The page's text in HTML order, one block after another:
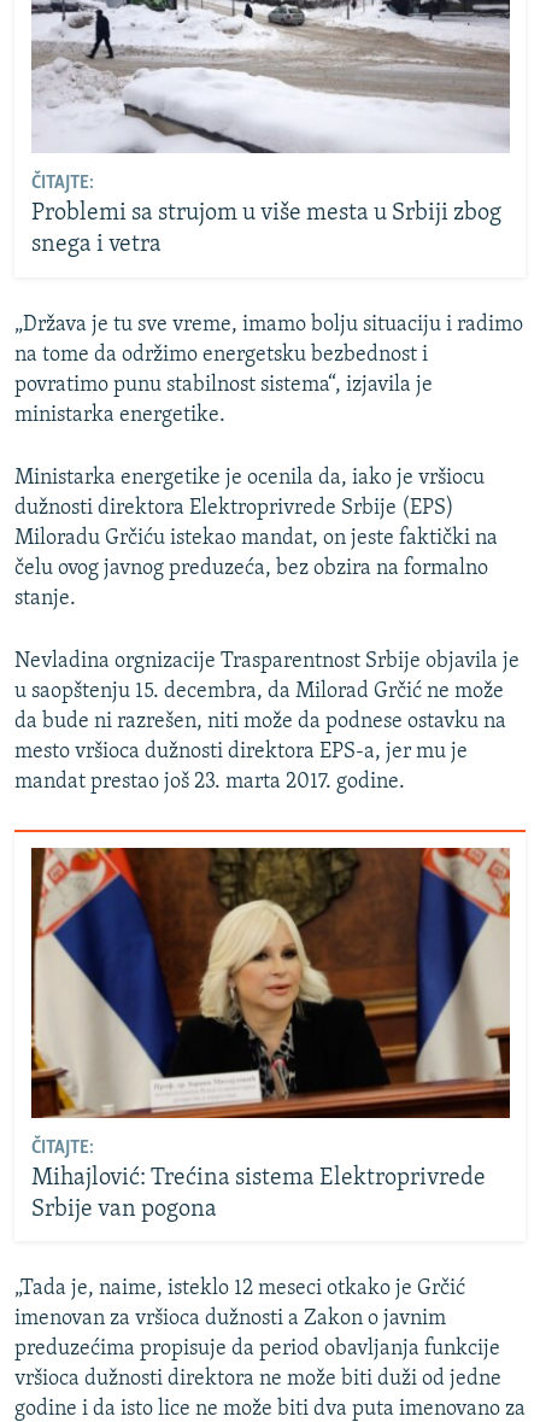
ČITAJTE:
Problemi sa strujom u više mesta u Srbiji zbog
snega i vetra
„Država je tu sve vreme, imamo bolju situaciju i radimo
na tome da održimo energetsku bezbednost i
povratimo punu stabilnost sistema“, izjavila je
ministarka energetike.
Ministarka energetike je ocenila da, iako je vršiocu
dužnosti direktora Elektroprivrede Srbije (EPS)
Miloradu Grčiću istekao mandat, on jeste faktički na
čelu ovog javnog preduzeća, bez obzira na formalno
stanje.
Nevladina orgnizacije Trasparentnost Srbije objavila je
u saopštenju 15. decembra, da Milorad Grčić ne može
da bude ni razrešen, niti može da podnese ostavku na
mesto vršioca dužnosti direktora EPS-a, jer mu je
mandat prestao još 23. marta 2017. godine.
ČITAJTE:
Mihajlović: Trećina sistema Elektroprivrede
Srbije van pogona
„Tada je, naime, isteklo 12 meseci otkako je Grčić
imenovan za vršioca dužnosti a Zakon o javnim
preduzećima propisuje da period obavljanja funkcije
vršioca dužnosti direktora ne može biti duži od jedne
godine i da isto lice ne može biti dva puta imenovano za